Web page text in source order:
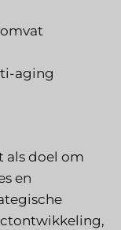
aging
als doel om
en